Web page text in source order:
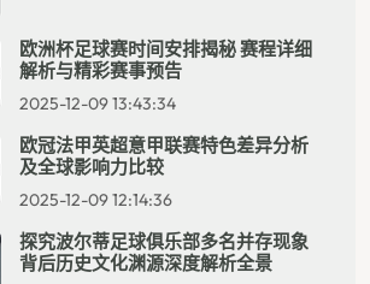
欧洲杯足球赛时间安排揭秘 赛程详细
解析与精彩赛事预告
2025-12-09 13:43:34
欧冠法甲英超意甲联赛特色差异分析
及全球影响力比较
2025-12-09 12:14:36
探究波尔蒂足球俱乐部多名并存现象
背后历史文化渊源深度解析全景